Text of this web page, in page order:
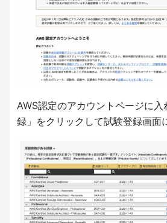
AWS認定のアカウントページに
録」をクリックして試験登録画面